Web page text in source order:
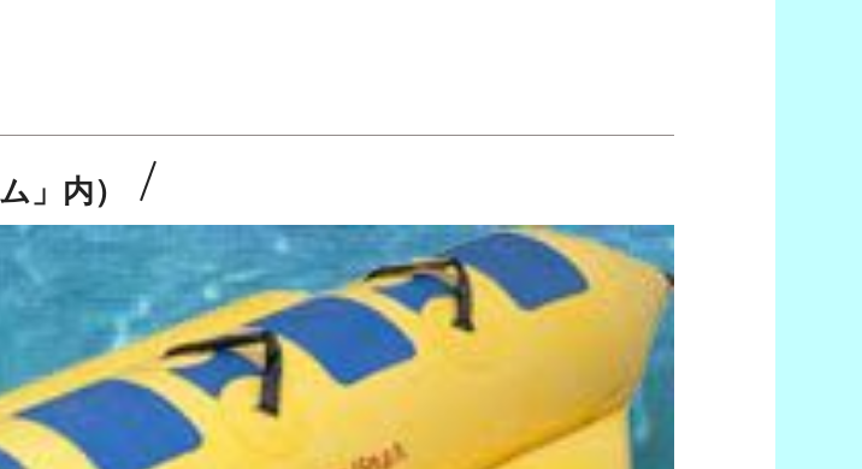
」内）